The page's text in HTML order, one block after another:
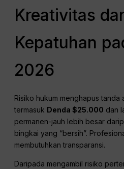
Kreativitas
Kepatuhan
2026
Risiko hukum menghapus tanda
termasuk Denda $25.000 dan
permanen-jauh lebih besar
bingkai yang “bersih”.
membutuhkan transparansi.
Daripada mengambil risiko